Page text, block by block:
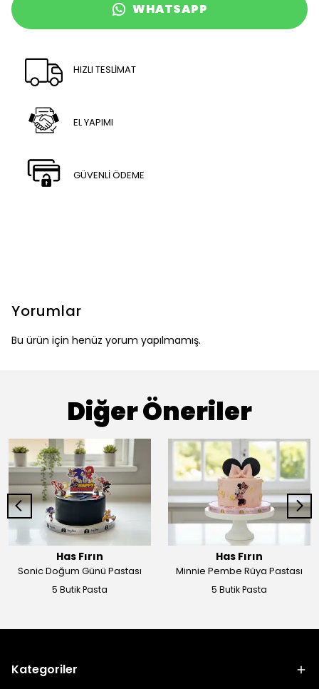
WHATSAPP
HIZLI TESLİMAT
EL YAPIMI
GÜVENLİ ÖDEME
Yorumlar
Bu ürün için henüz yorum yapılmamış.
Diğer Öneriler
Has Fırın
Sonic Doğum Günü Pastası
5 Butik Pasta
Has Fırın
Minnie Pembe Rüya Pastası
5 Butik Pasta
Kategoriler